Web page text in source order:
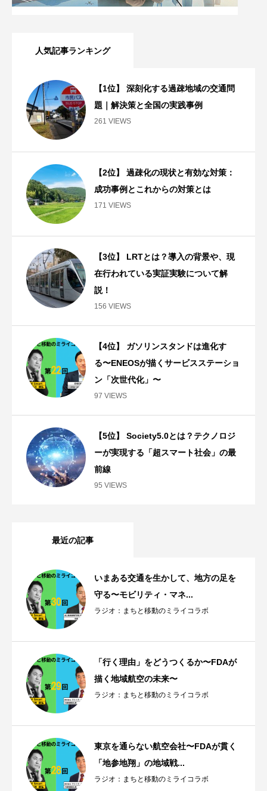
人気記事ランキング
【1位】 深刻化する過疎地域の交通問
題｜解決策と全国の実践事例
261 VIEWS
【2位】 過疎化の現状と有効な対策：
成功事例とこれからの対策とは
171 VIEWS
【3位】 LRTとは？導入の背景や、現
在行われている実証実験について解
説！
156 VIEWS
【4位】 ガソリンスタンドは進化す
る〜ENEOSが描くサービスステーショ
ン「次世代化」〜
97 VIEWS
【5位】 Society5.0とは？テクノロジ
ーが実現する「超スマート社会」の最
前線
95 VIEWS
最近の記事
いまある交通を生かして、地方の足を
守る〜モビリティ・マネ...
ラジオ：まちと移動のミライコラボ
「行く理由」をどうつくるか〜FDAが
描く地域航空の未来〜
ラジオ：まちと移動のミライコラボ
東京を通らない航空会社〜FDAが貫く
「地参地翔」の地域戦...
ラジオ：まちと移動のミライコラボ